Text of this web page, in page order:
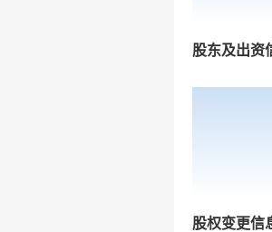
股东及出资
股权变更信